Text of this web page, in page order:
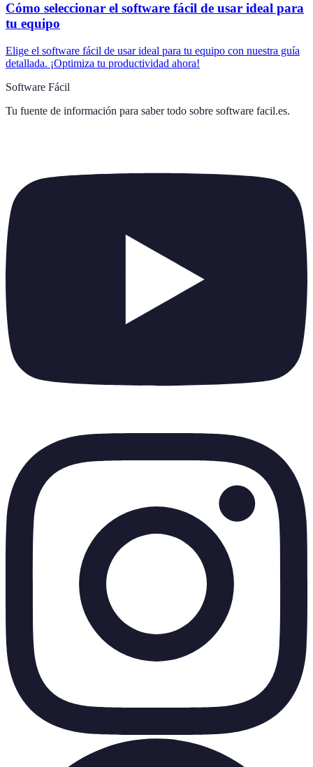
Cómo seleccionar el software fácil de usar ideal para
tu equipo
Elige el software fácil de usar ideal para tu equipo con nuestra guía
detallada. ¡Optimiza tu productividad ahora!
Software Fácil
Tu fuente de información para saber todo sobre software facil.es.